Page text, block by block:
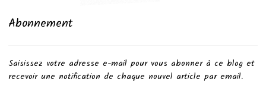
Abonnement
Saisissez votre adresse e-mail pour vous abonner à ce blog et
recevoir une notification de chaque nouvel article par email.